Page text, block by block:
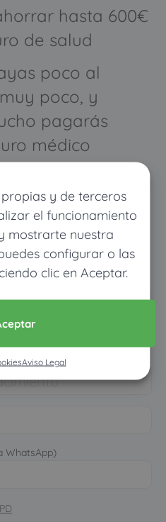
y de terceros
el funcionamiento
mostrarte nuestra
configurar o las
clic en Aceptar.
Aviso Legal
hasta 600€
de salud
poco al
poco, y
pagarás
médico
y descubre
ahorrarías
WhatsApp)